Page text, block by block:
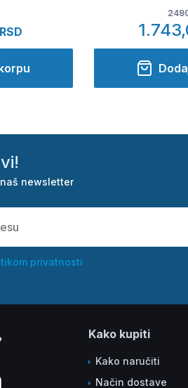
RSD
newsletter
privatnosti
Kako kupiti
Kako naručiti
Način dostave